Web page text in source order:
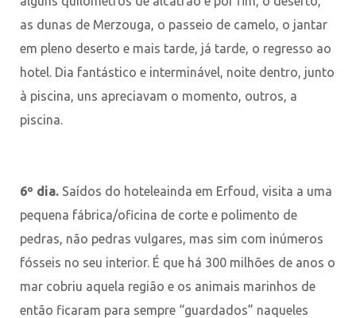
as dunas de Merzouga, o passeio de camelo, o jantar
em pleno deserto e mais tarde, já tarde, o regresso ao
hotel. Dia fantástico e interminável, noite dentro, junto
à piscina, uns apreciavam o momento, outros, a
piscina.
6º dia. Saídos do hoteleainda em Erfoud, visita a uma
pequena fábrica/oficina de corte e polimento de
pedras, não pedras vulgares, mas sim com inúmeros
fósseis no seu interior. É que há 300 milhões de anos o
mar cobriu aquela região e os animais marinhos de
então ficaram para sempre “guardados” naqueles